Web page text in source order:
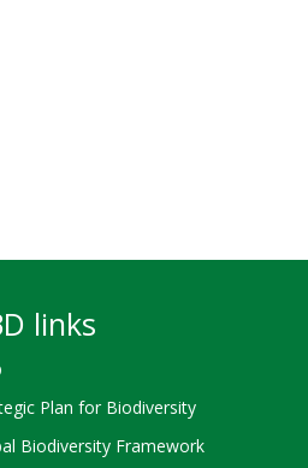
links
Plan for Biodiversity
Biodiversity Framework